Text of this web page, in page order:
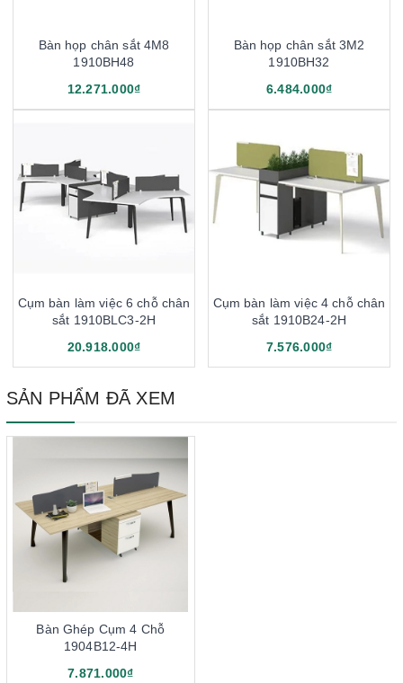
Bàn họp chân sắt 4M8
1910BH48
12.271.000₫
Bàn họp chân sắt 3M2
1910BH32
6.484.000₫
Cụm bàn làm việc 6 chỗ chân
sắt 1910BLC3-2H
20.918.000₫
Cụm bàn làm việc 4 chỗ chân
sắt 1910B24-2H
7.576.000₫
SẢN PHẨM ĐÃ XEM
Bàn Ghép Cụm 4 Chỗ
1904B12-4H
7.871.000₫